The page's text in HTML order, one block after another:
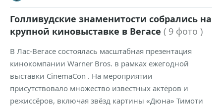
Голливудские знаменитости собрались на
крупной киновыставке в Вегасе ( 9 фото )
В Лас-Вегасе состоялась масштабная презентация
кинокомпании Warner Bros. в рамках ежегодной
выставки CinemaCon . На мероприятии
присутствовало множество известных актёров и
режиссёров, включая звёзд картины «Дюна» Тимоти